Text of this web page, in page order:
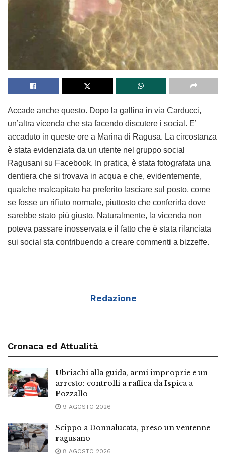
Accade anche questo. Dopo la gallina in via Carducci,
un’altra vicenda che sta facendo discutere i social. E’
accaduto in queste ore a Marina di Ragusa. La circostanza
è stata evidenziata da un utente nel gruppo social
Ragusani su Facebook. In pratica, è stata fotografata una
dentiera che si trovava in acqua e che, evidentemente,
qualche malcapitato ha preferito lasciare sul posto, come
se fosse un rifiuto normale, piuttosto che conferirla dove
sarebbe stato più giusto. Naturalmente, la vicenda non
poteva passare inosservata e il fatto che è stata rilanciata
sui social sta contribuendo a creare commenti a bizzeffe.
Redazione
Cronaca ed Attualità
Ubriachi alla guida, armi improprie e un
arresto: controlli a raffica da Ispica a
Pozzallo
9 AGOSTO 2026
Scippo a Donnalucata, preso un ventenne
ragusano
8 AGOSTO 2026